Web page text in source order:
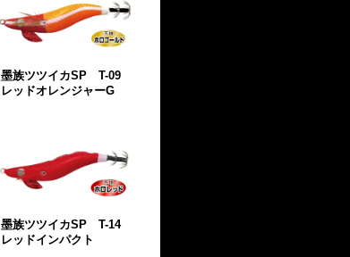
墨族ツツイカSP T-09
レッドオレンジャーG
墨族ツツイカSP T-14
レッドインパクト